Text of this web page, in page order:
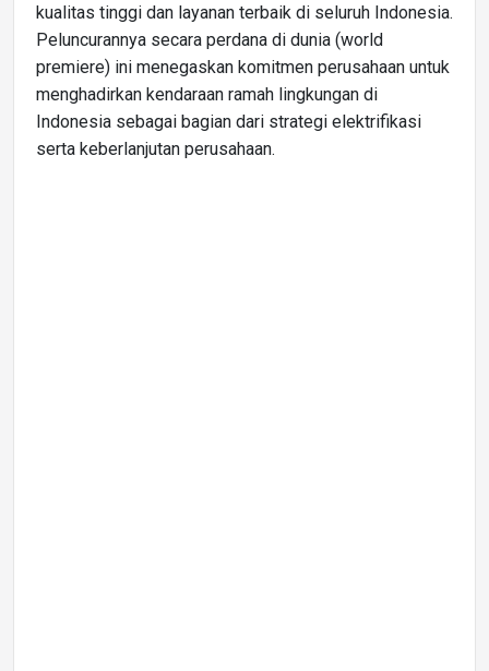
kualitas tinggi dan layanan terbaik di seluruh Indonesia.
Peluncurannya secara perdana di dunia (world
premiere) ini menegaskan komitmen perusahaan untuk
menghadirkan kendaraan ramah lingkungan di
Indonesia sebagai bagian dari strategi elektrifikasi
serta keberlanjutan perusahaan.